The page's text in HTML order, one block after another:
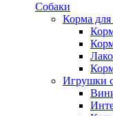
Собаки
Корма для
Игрушки